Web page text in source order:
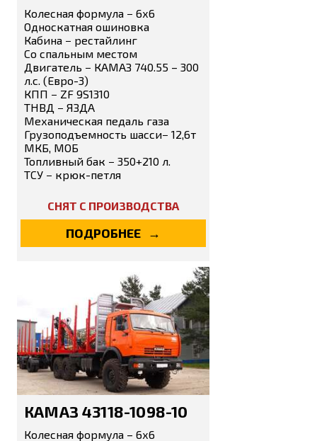
Колесная формула − 6х6
Односкатная ошиновка
Кабина − рестайлинг
Со спальным местом
Двигатель − КАМАЗ 740.55 – 300
л.с. (Евро-3)
КПП − ZF 9S1310
ТНВД − ЯЗДА
Механическая педаль газа
Грузоподъемность шасси− 12,6т
МКБ, МОБ
Топливный бак − 350+210 л.
ТСУ − крюк-петля
СНЯТ С ПРОИЗВОДСТВА
ПОДРОБНЕЕ
КАМАЗ 43118-1098-10
Колесная формула – 6х6